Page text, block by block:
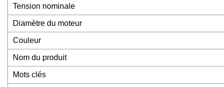
Tension nominale
Diamètre du moteur
Couleur
Nom du produit
Mots clés